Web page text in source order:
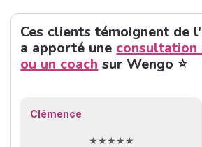
Ces clients témoignent de
a apporté une consultation
ou un coach sur Wengo ⭐
Clémence
★★★★★